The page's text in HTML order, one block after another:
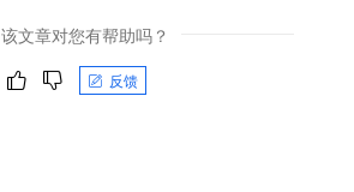
该文章对您有帮助吗？
反馈